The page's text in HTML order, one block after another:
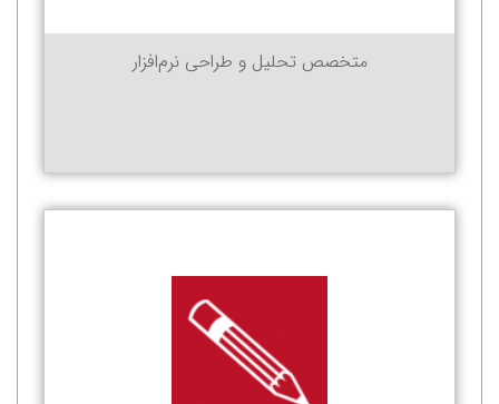
متخصص تحلیل و طراحی نرم‏‌افزار